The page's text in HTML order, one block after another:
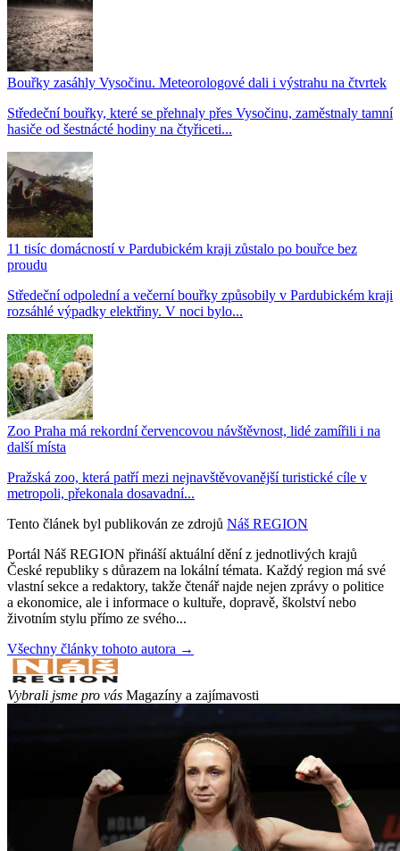
Bouřky zasáhly Vysočinu. Meteorologové dali i výstrahu na čtvrtek
Středeční bouřky, které se přehnaly přes Vysočinu, zaměstnaly tamní
hasiče od šestnácté hodiny na čtyřiceti...
11 tisíc domácností v Pardubickém kraji zůstalo po bouřce bez
proudu
Středeční odpolední a večerní bouřky způsobily v Pardubickém kraji
rozsáhlé výpadky elektřiny. V noci bylo...
Zoo Praha má rekordní červencovou návštěvnost, lidé zamířili i na
další místa
Pražská zoo, která patří mezi nejnavštěvovanější turistické cíle v
metropoli, překonala dosavadní...
Tento článek byl publikován ze zdrojů Náš REGION
Portál Náš REGION přináší aktuální dění z jednotlivých krajů
České republiky s důrazem na lokální témata. Každý region má své
vlastní sekce a redaktory, takže čtenář najde nejen zprávy o politice
a ekonomice, ale i informace o kultuře, dopravě, školství nebo
životním stylu přímo ze svého...
Všechny články tohoto autora →
Vybrali jsme pro vás Magazíny a zajímavosti